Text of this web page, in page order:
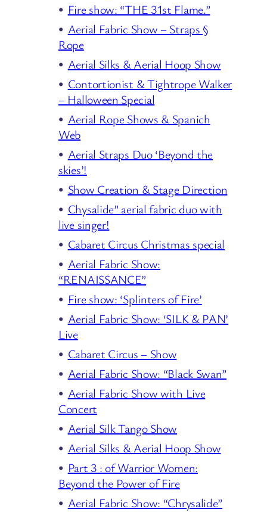
Fire show: “THE 31st Flame.”
Aerial Fabric Show – Straps §
Rope
Aerial Silks & Aerial Hoop Show
Contortionist & Tightrope Walker
– Halloween Special
Aerial Rope Shows & Spanich
Web
Aerial Straps Duo ‘Beyond the
skies’!
Show Creation & Stage Direction
Chysalide” aerial fabric duo with
live singer!
Cabaret Circus Christmas special
Aerial Fabric Show:
“RENAISSANCE”
Fire show: ‘Splinters of Fire’
Aerial Fabric Show: ‘SILK & PAN’
Live
Cabaret Circus – Show
Aerial Fabric Show: “Black Swan”
Aerial Fabric Show with Live
Concert
Aerial Silk Tango Show
Aerial Silks & Aerial Hoop Show
Part 3 : of Warrior Women:
Beyond the Power of Fire
Aerial Fabric Show: “Chrysalide”